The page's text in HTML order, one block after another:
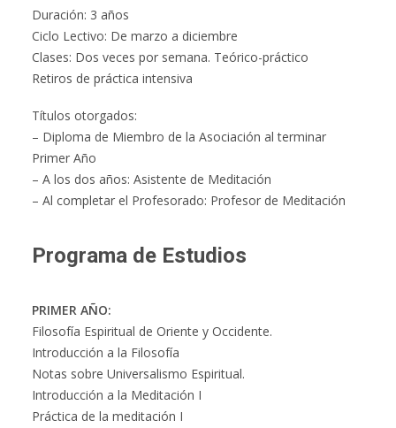
Duración: 3 años
Ciclo Lectivo: De marzo a diciembre
Clases: Dos veces por semana. Teórico-práctico
Retiros de práctica intensiva
Títulos otorgados:
– Diploma de Miembro de la Asociación al terminar
Primer Año
– A los dos años: Asistente de Meditación
– Al completar el Profesorado: Profesor de Meditación
Programa de Estudios
PRIMER AÑO:
Filosofía Espiritual de Oriente y Occidente.
Introducción a la Filosofía
Notas sobre Universalismo Espiritual.
Introducción a la Meditación I
Práctica de la meditación I